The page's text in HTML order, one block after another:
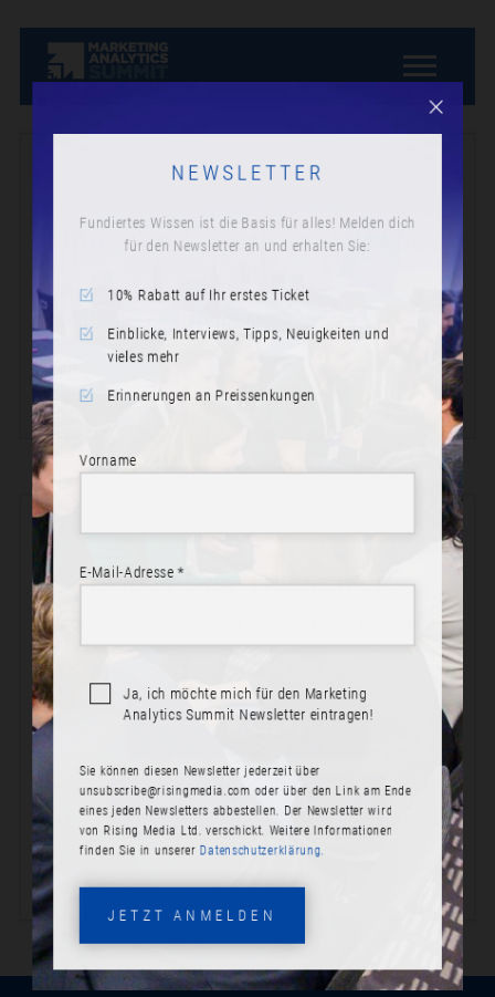
ENDE DES 1. KONFERENZTAGES
Datum:
Montag, 17. November 2025
Zeit:
19:00
BEREIT ZUR TEILNAHME?
Jetzt anmelden! Schließen Sie sich Ihren Kollegen an.
PROGRAMM ANSEHEN
für den Newsletter an und erhalten Sie:
vieles mehr
Erinnerungen an Preissenkungen
Vorname
E-Mail-Adresse *
Ja, ich möchte mich für den Marketing
Analytics Summit Newsletter eintragen!
Sie können diesen Newsletter jederzeit über
unsubscribe@risingmedia.comoder über den Link am Ende
eines jeden Newsletters abbestellen. Der Newsletter wird
von Rising Media Ltd. verschickt. Weitere Informationen